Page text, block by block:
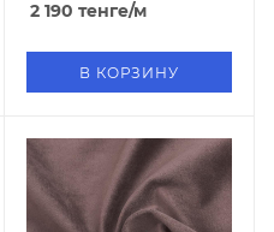
2 190 тенге/м
В КОРЗИНУ